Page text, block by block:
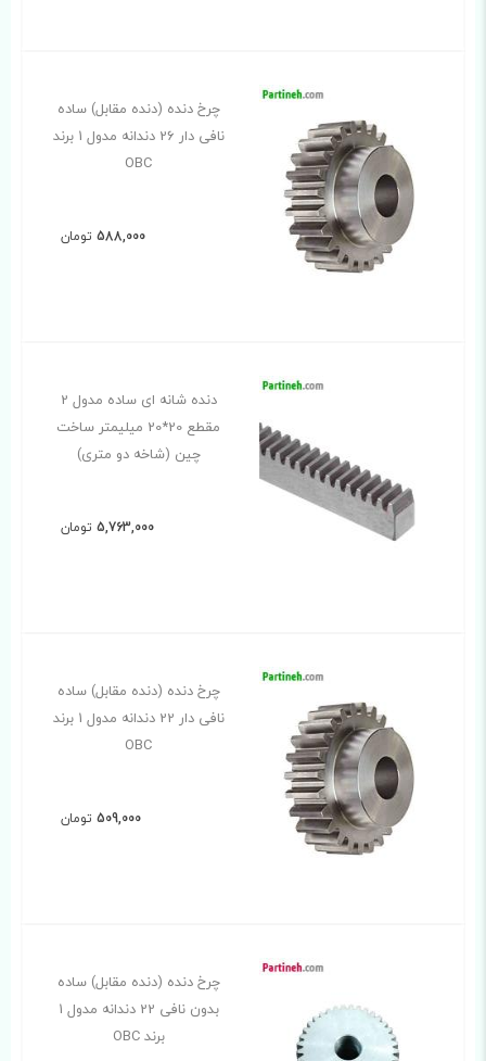
چرخ دنده (دنده مقابل) ساده
نافی دار 26 دندانه مدول 1 برند
OBC
588,000 تومان
دنده شانه ای ساده مدول 2
مقطع 20*20 میلیمتر ساخت
چین (شاخه دو متری)
5,763,000 تومان
چرخ دنده (دنده مقابل) ساده
نافی دار 22 دندانه مدول 1 برند
OBC
509,000 تومان
چرخ دنده (دنده مقابل) ساده
بدون نافی 22 دندانه مدول 1
برند OBC